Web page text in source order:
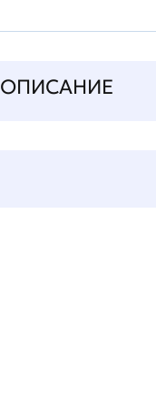
ОПИСАНИЕ